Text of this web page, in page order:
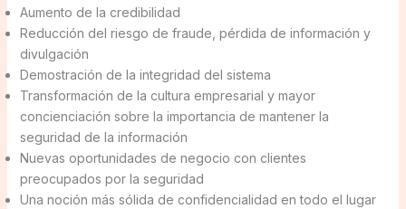
Aumento de la credibilidad
Reducción del riesgo de fraude, pérdida de información y
divulgación
Demostración de la integridad del sistema
Transformación de la cultura empresarial y mayor
concienciación sobre la importancia de mantener la
seguridad de la información
Nuevas oportunidades de negocio con clientes
preocupados por la seguridad
Una noción más sólida de confidencialidad en todo el lugar